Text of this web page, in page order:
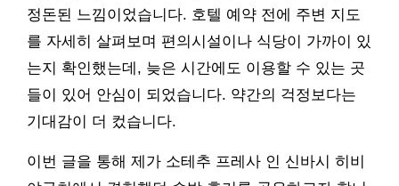
정돈된 느낌이었습니다. 호텔 예약 전에 주변 지도
를 자세히 살펴보며 편의시설이나 식당이 가까이 있
는지 확인했는데, 늦은 시간에도 이용할 수 있는 곳
들이 있어 안심이 되었습니다. 약간의 걱정보다는
기대감이 더 컸습니다.
이번 글을 통해 제가 소테추 프레사 인 신바시 히비